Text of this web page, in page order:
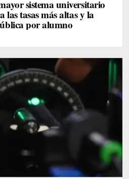
sistema universitario
las tasas más altas y la
por alumno